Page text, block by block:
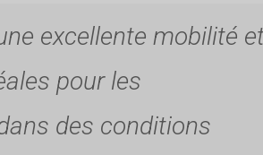
excellente mobilité
pour les
des conditions